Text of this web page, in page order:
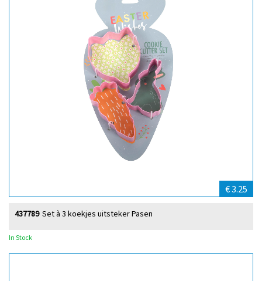
€ 3.25
Set à 3 koekjes uitsteker Pasen
437789
In Stock